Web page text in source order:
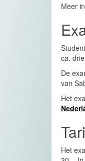
Meer
ca.
De
van
Het
Het